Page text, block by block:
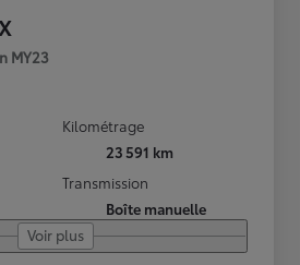
MY23
Kilométrage
23 591 km
Transmission
Boîte manuelle
Voir plus